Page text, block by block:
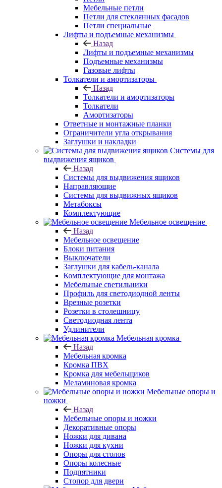
Мебельные петли
Петли для стеклянных фасадов
Петли специальные
Лифты и подъемные механизмы
Назад
Лифты и подъемные механизмы
Подъемные механизмы
Газовые лифты
Толкатели и амортизаторы
Назад
Толкатели и амортизаторы
Толкатели
Амортизаторы
Ответные и монтажные планки
Ограничители угла открывания
Заглушки и накладки
Системы для
выдвижения ящиков
Назад
Системы для выдвижения ящиков
Направляющие
Системы для выдвижных ящиков
Метабоксы
Комплектующие
Мебельное освещение
Назад
Мебельное освещение
Блоки питания
Выключатели
Заглушки для кабель-канала
Комплектующие для монтажа
Мебельные светильники
Профиль для светодиодной ленты
Врезные розетки
Розетки в столешницу
Светодиодная лента
Удлинители
Мебельная кромка
Назад
Мебельная кромка
Кромка ПВХ
Кромка для мебельщиков
Меламиновая кромка
Мебельные опоры и
ножки
Назад
Мебельные опоры и ножки
Декоративные опоры
Ножки для дивана
Ножки для кухни
Опоры для столов
Опоры колесные
Подпятники
Стопор для двери